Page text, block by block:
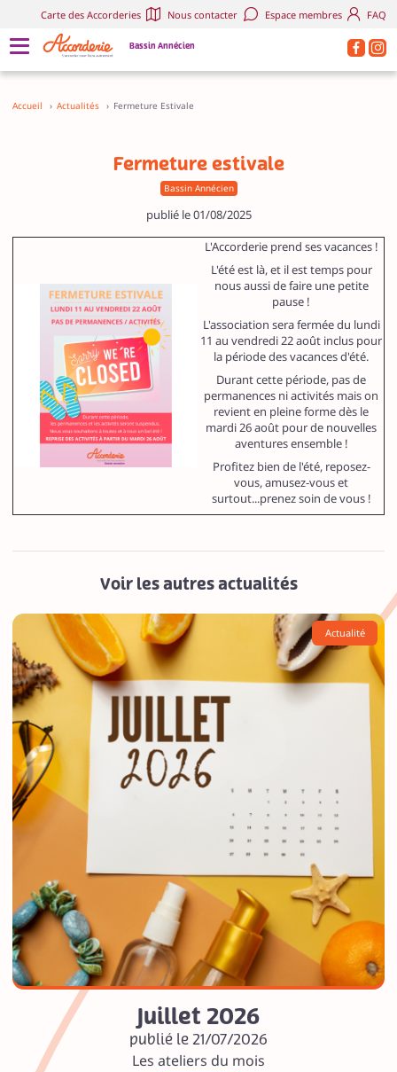
Bassin Annécien
Carte des Accorderies Nous contacter Espace membres FAQ
Accueil › Actualités › Fermeture Estivale
Fermeture estivale
Bassin Annécien
publié le 01/08/2025
L'Accorderie prend ses vacances !
L'été est là, et il est temps pour
nous aussi de faire une petite
pause !
L'association sera fermée du lundi
11 au vendredi 22 août inclus pour
la période des vacances d'été.
Durant cette période, pas de
permanences ni activités mais on
revient en pleine forme dès le
mardi 26 août pour de nouvelles
aventures ensemble !
Profitez bien de l'été, reposez-
vous, amusez-vous et
surtout...prenez soin de vous !
Voir les autres actualités
Actualité
Juillet 2026
publié le 21/07/2026
Les ateliers du mois